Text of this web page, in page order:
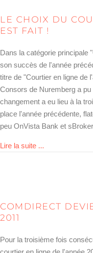
LE CHOIX DU
EST FAIT !
Dans la catégorie principale
son succès de l'année
titre de "Courtier en ligne de
Consors de Nuremberg a
changement a eu lieu à la
place l'année précédente,
peu OnVista Bank et
Lire la suite ...
COMDIRECT
2011
Pour la troisième fois